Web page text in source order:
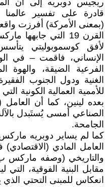
ريجيس دوبريه إلى أن
قادرة على تفسير عالمنا
(بمعنى الأمركة) أفرزت
القرن 19 التي
لأفق كوسموبوليتي
الإنساني، فاقمت – في
الفرعية الضيقة، والهوة
الغنية ودول الجنوب
للأممية العمالية الكونية
بعده لينين، كما أن العامل
الصناعي أمسى يُستَبدل
الجامحة.
كما لم يساير دوبريه
العامل المادي
والتاريخي (وصفه ماركس ب
مقابل البنية الفوقية،
انعكاس للمبنى التحتي الذي